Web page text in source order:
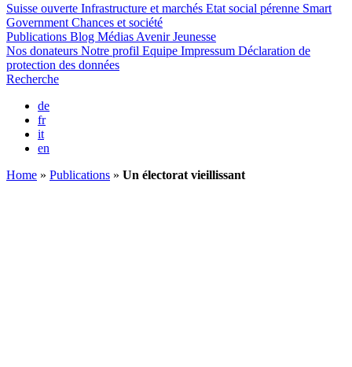
Suisse ouverte Infrastructure et marchés Etat social pérenne Smart
Government Chances et société
Publications Blog Médias Avenir Jeunesse
Nos donateurs Notre profil Equipe Impressum Déclaration de
protection des données
Recherche
de
fr
it
en
Home » Publications » Un électorat vieillissant